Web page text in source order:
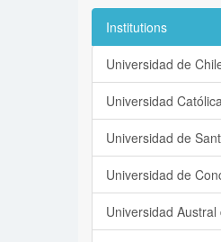
Institutions
Universidad de
Universidad
Universidad de
Universidad de
Universidad Austral